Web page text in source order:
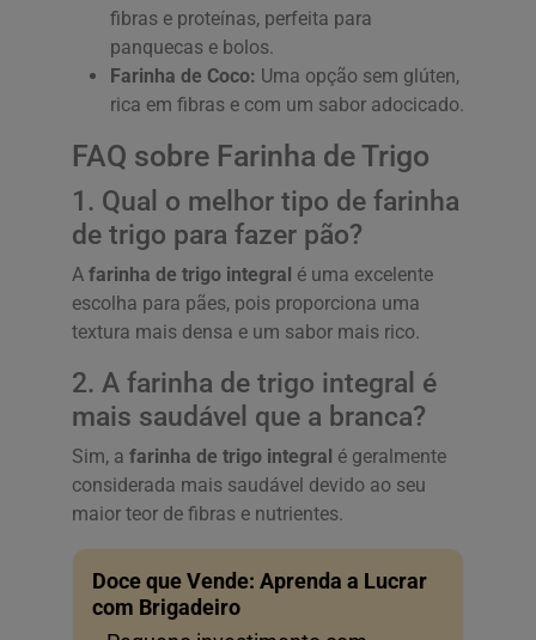
fibras e proteínas, perfeita para
panquecas e bolos.
Farinha de Coco: Uma opção sem glúten,
rica em fibras e com um sabor adocicado.
FAQ sobre Farinha de Trigo
1. Qual o melhor tipo de farinha
de trigo para fazer pão?
A farinha de trigo integral é uma excelente
escolha para pães, pois proporciona uma
textura mais densa e um sabor mais rico.
2. A farinha de trigo integral é
mais saudável que a branca?
Sim, a farinha de trigo integral é geralmente
considerada mais saudável devido ao seu
maior teor de fibras e nutrientes.
Doce que Vende: Aprenda a Lucrar
com Brigadeiro